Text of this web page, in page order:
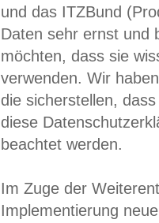
und das ITZBund
Daten sehr ernst und
möchten, dass sie
verwenden. Wir
die sicherstellen,
diese
beachtet werden.
Im Zuge der
Implementierung